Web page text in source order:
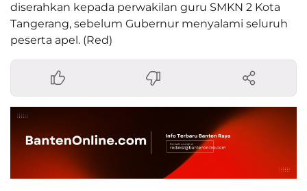
diserahkan kepada perwakilan guru SMKN 2 Kota
Tangerang, sebelum Gubernur menyalami seluruh
peserta apel. (Red)